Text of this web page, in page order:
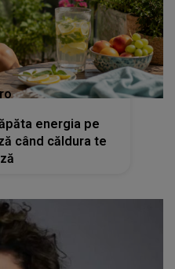
energia pe
când căldura te